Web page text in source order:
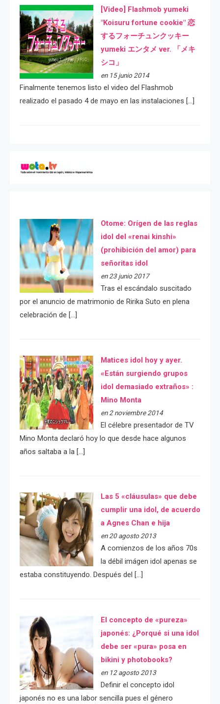
[Video] Flashmob yumeki
"Koisuru fortune cookie" 恋
するフォーチュンクッキー
yumeki エンタメ ver. 「メキ
シコ」
en 15 junio 2014
Finalmente tenemos listo el video del Flashmob
realizado el pasado 4 de mayo en las instalaciones […]
Otome: Orígen de las reglas
idol del «renai kinshi»
(prohibición del amor) para
señoritas idol
en 23 junio 2017
Tras el escándalo suscitado
por el anuncio de matrimonio de Ririka Suto en plena
celebración de […]
Matices idol hoy y ayer.
«Están surgiendo grupos
idol demasiado extraños» :
Mino Monta
en 2 noviembre 2014
El célebre presentador de TV
Mino Monta declaró hoy lo que desde hace algunos
años saltaba a la […]
Las 5 «cláusulas» que debe
cumplir una idol, de acuerdo
a Agnes Chan e hija
en 20 agosto 2013
A comienzos de los años 70s
la débil imágen idol apenas se
estaba constituyendo. Después del […]
El concepto de «pureza»
japonés: ¿Porqué si una idol
debe ser «pura» posa en
bikini y photobooks?
en 12 agosto 2013
Definir el concepto idol
japonés no es una labor sencilla pues el género